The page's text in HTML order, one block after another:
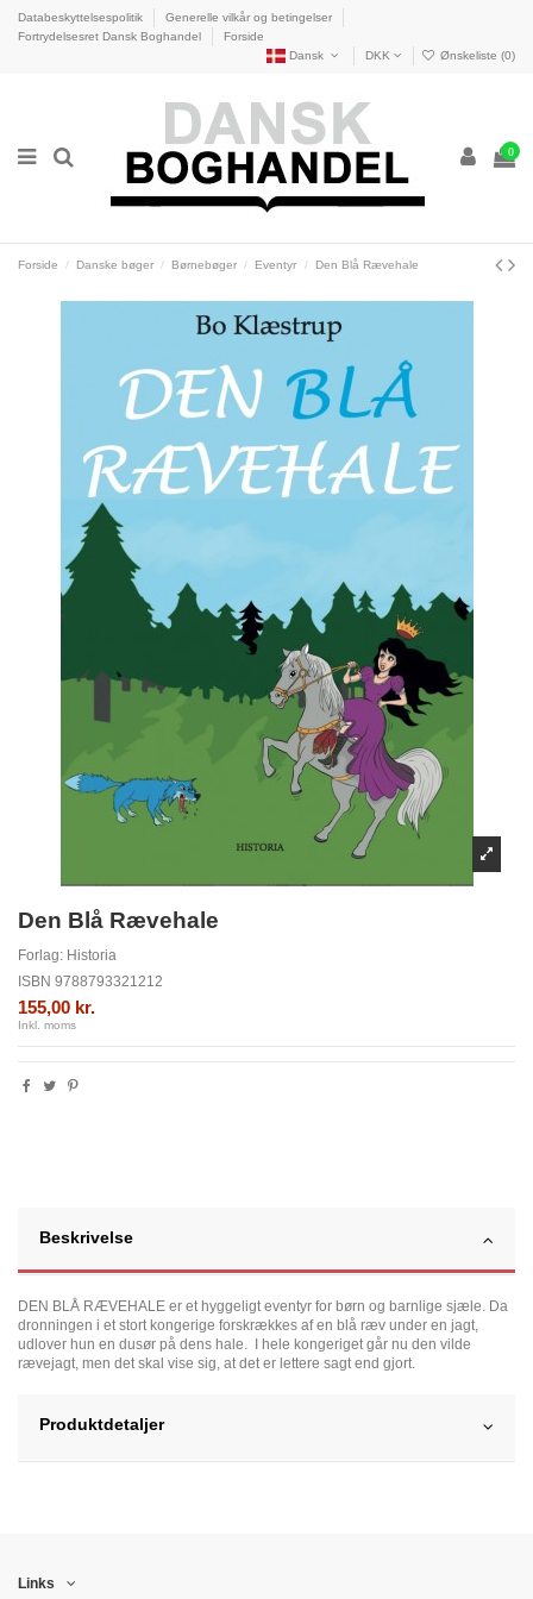
Databeskyttelsespolitik
Generelle vilkår og betingelser
Fortrydelsesret Dansk Boghandel
Forside
Dansk
DKK Ønskeliste (0)
0
Forside Danske bøger Børnebøger Eventyr Den Blå Rævehale
Den Blå Rævehale
Forlag: Historia
ISBN 9788793321212
155,00 kr.
Inkl. moms
Beskrivelse
DEN BLÅ RÆVEHALE er et hyggeligt eventyr for børn og barnlige sjæle. Da
dronningen i et stort kongerige forskrækkes af en blå ræv under en jagt,
udlover hun en dusør på dens hale. I hele kongeriget går nu den vilde
rævejagt, men det skal vise sig, at det er lettere sagt end gjort.
Produktdetaljer
Links